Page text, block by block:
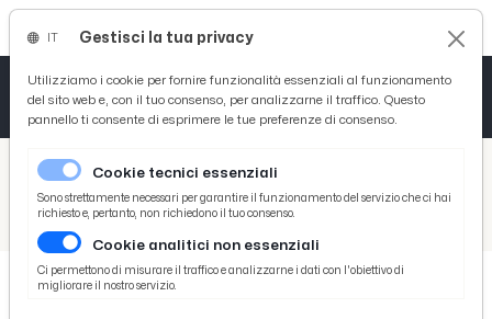
/ Picenotime
/ Serie B
Sampdoria-Feralpisalò 2-3, voci Pirlo (“Rosso Kasami? Non può fare certe cose”) e Zaffaroni (“Vittoria del gruppo”)
Gestisci la tua privacy
Utilizziamo i cookie per fornire funzionalità essenziali al funzionamento
del sito web e, con il tuo consenso, per analizzarne il traffico. Questo
pannello ti consente di esprimere le tue preferenze di consenso.
Cookie tecnici essenziali
Sono strettamente necessari per garantire il funzionamento del servizio che ci hai
richiesto e, pertanto, non richiedono il tuo consenso.
Cookie analitici non essenziali
Ci permettono di misurare il traffico e analizzarne i dati con l'obiettivo di
migliorare il nostro servizio.
Tutto News
Tutto Sport
Basket
Ciclismo
Tutto Curiosità